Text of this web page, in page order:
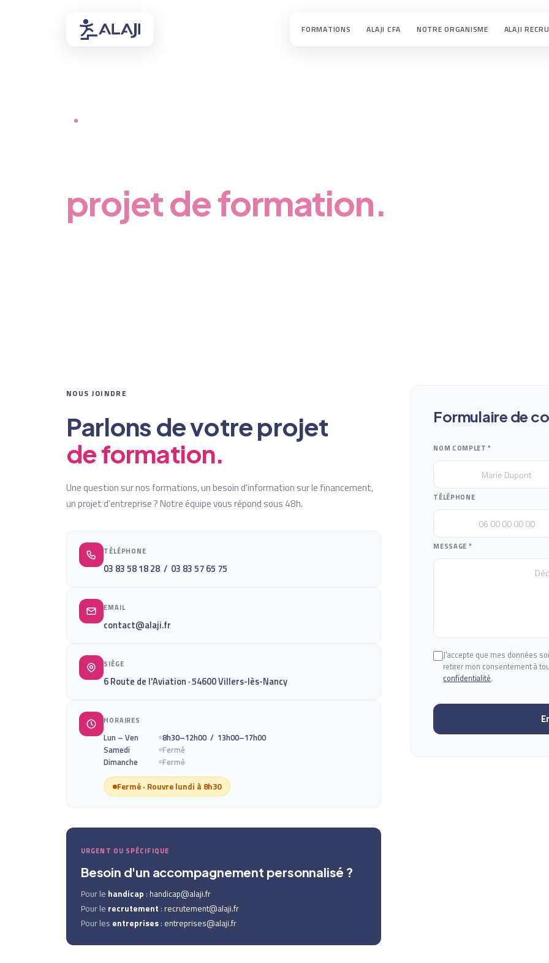
FORMATIONS ALAJI CFA NOTRE ORGANISME ALAJI
projet de formation.
NOUS JOINDRE
Parlons de votre projet
de formation.
Une question sur nos formations, un besoin d'information sur le financement,
un projet d'entreprise ? Notre équipe vous répond sous 48h.
TÉLÉPHONE
03 83 58 18 28 / 03 83 57 65 75
EMAIL
contact@alaji.fr
SIÈGE
6 Route de l'Aviation · 54600 Villers-lès-Nancy
HORAIRES
Lun – Ven
8h30–12h00 / 13h00–17h00
Samedi
Fermé
Dimanche
Fermé
Fermé · Rouvre lundi à 8h30
URGENT OU SPÉCIFIQUE
Besoin d'un accompagnement personnalisé ?
Pour le handicap : handicap@alaji.fr
Pour le recrutement : recrutement@alaji.fr
Pour les entreprises : entreprises@alaji.fr
Formulaire de
NOM COMPLET *
TÉLÉPHONE
MESSAGE *
J'accepte que mes données
retirer mon consentement à
confidentialité.